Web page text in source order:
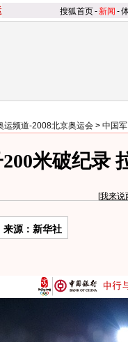
搜狐首页-新闻 -
运频道-2008北京奥运会 > 中国
米破纪录
[我来说
来源：新华社